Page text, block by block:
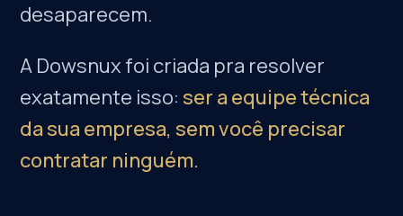
desaparecem.
A Dowsnux foi criada pra resolver
exatamente isso:ser a equipe técnica
da sua empresa, sem você precisar
contratar ninguém.